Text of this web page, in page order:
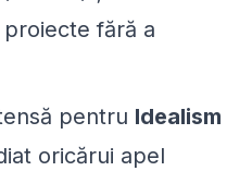
fără a
pentru Idealism
oricărui apel